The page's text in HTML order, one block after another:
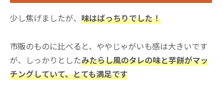
少し焦げましたが、 味はばっちりでした！
市販のものに比べると、ややじゃがいも感は大きいです
が、しっかりとしたみたらし風のタレの味と芋餅がマッ
チングしていて、とても満足です